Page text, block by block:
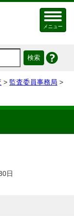
メニュー
> 監査委員事務局 >
日